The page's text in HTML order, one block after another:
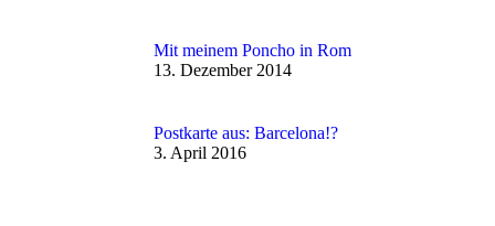
Mit meinem Poncho in Rom
13. Dezember 2014
Postkarte aus: Barcelona!?
3. April 2016